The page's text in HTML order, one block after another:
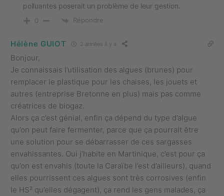
polluantes poserait un problème de leur gestion.
0 Répondre
Hélène GUIOT 2 années il y a
Bonjour,
Je connaissais l’utilisation des algues (brunes) pour
remplacer le plastique pour les chaises, les jouets et
autres (entreprise Bretonne en plus) mais pas comme
créatrices de biogaz.
Alors ça c’est génial, enfin ça dépend du type d’algue
qu’on peut faire fermenter, parce que ça pourrait être
une solution pour se débarrasser de ces sargasses
envahissantes. Oui j’habite en Martinique, c’est pour ça
qu’on est envahis (toute la Caraïbe l’est d’ailleurs), quand
elles pourrissent ces algues sont très corrosives (enfin
le HS² qu’elles dégagent), ça rend les gens malades, ça